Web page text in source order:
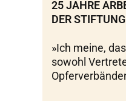
25 JAHRE
DER
»Ich meine,
sowohl